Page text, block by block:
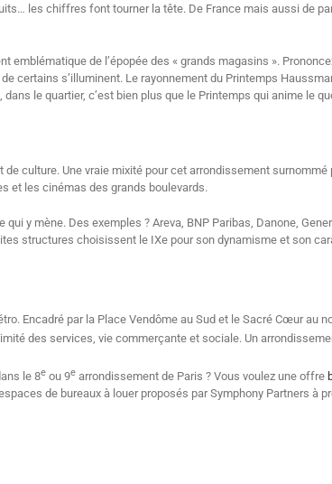
les chiffres font tourner la tête. De France mais aussi de
de l’épopée des « grands magasins ».
certains s’illuminent. Le rayonnement du Printemps
le quartier, c’est bien plus que le Printemps qui anime le
culture. Une vraie mixité pour cet arrondissement surnommé
et les cinémas des grands boulevards.
y mène. Des exemples ? Areva, BNP Paribas, Danone,
structures choisissent le IXe pour son dynamisme et son
Encadré par la Place Vendôme au Sud et le Sacré Cœur au
des services, vie commerçante et sociale. Un
le 8e ou 9e arrondissement de Paris ? Vous voulez une offre
de bureaux à louer proposés par Symphony Partners à